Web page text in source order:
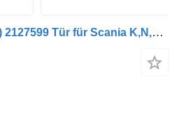
Scania K-Series (01.06-) 2127599 Tür für Scania K,N,F-series bus (2006-)